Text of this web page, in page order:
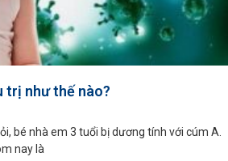
trị như thế nào?
bé nhà em 3 tuổi bị dương tính với cúm A.
nay là